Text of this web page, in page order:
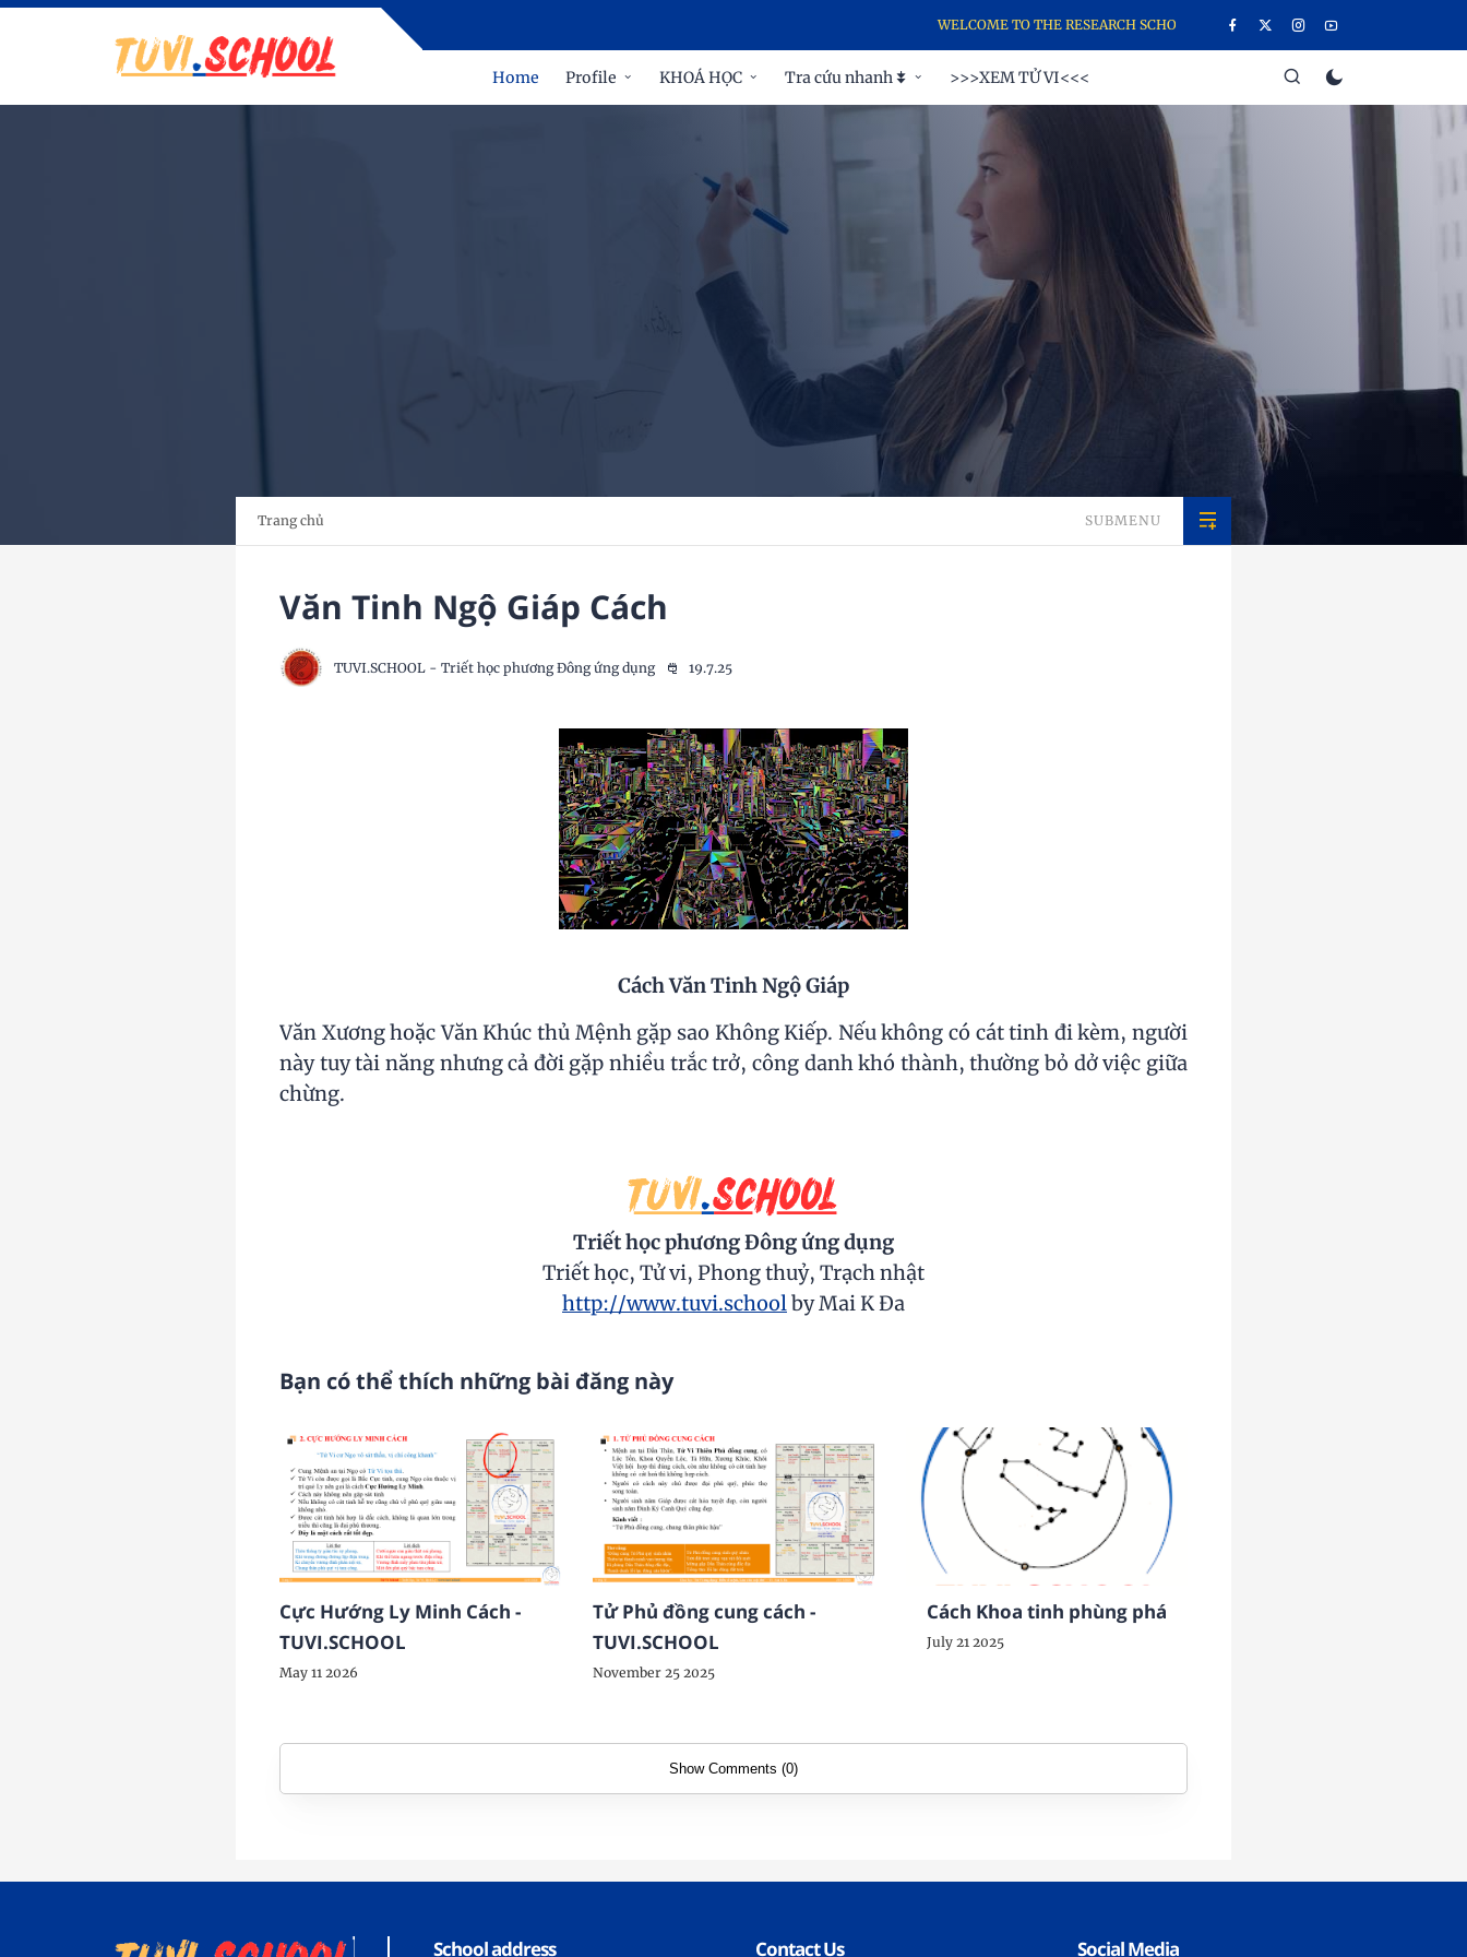
WELCOME TO THE RESEARCH SCHOOL WEBSITE, THE SCHOOL OF YOUNG
Home Profile KHOÁ HỌC Tra cứu nhanh ⯯ >>>XEM TỬ VI<<<
Trang chủ SUBMENU
Văn Tinh Ngộ Giáp Cách
TUVI.SCHOOL - Triết học phương Đông ứng dụng 19.7.25
Cách Văn Tinh Ngộ Giáp
Văn Xương hoặc Văn Khúc thủ Mệnh gặp sao Không Kiếp. Nếu không có cát tinh đi kèm, người
này tuy tài năng nhưng cả đời gặp nhiều trắc trở, công danh khó thành, thường bỏ dở việc giữa
chừng.
Triết học phương Đông ứng dụng
Triết học, Tử vi, Phong thuỷ, Trạch nhật
http://www.tuvi.schoolby Mai K Đa
Bạn có thể thích những bài đăng này
Cực Hướng Ly Minh Cách -
TUVI.SCHOOL
May 11 2026
Tử Phủ đồng cung cách -
TUVI.SCHOOL
November 25 2025
Cách Khoa tinh phùng phá
July 21 2025
Show Comments (0)
School address Contact Us Social Media